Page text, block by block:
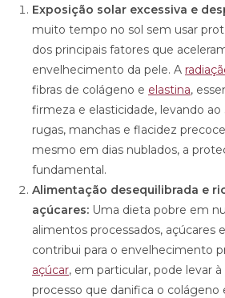
Exposição solar excessiva e
muito tempo no sol sem usar
dos principais fatores que
envelhecimento da pele. A
fibras de colágeno e elastina,
firmeza e elasticidade, levando
rugas, manchas e flacidez
mesmo em dias nublados, a
fundamental.
Alimentação desequilibrada e
açúcares: Uma dieta pobre em
alimentos processados, açúcares
contribui para o envelhecimento
açúcar, em particular, pode levar
processo que danifica o colágeno